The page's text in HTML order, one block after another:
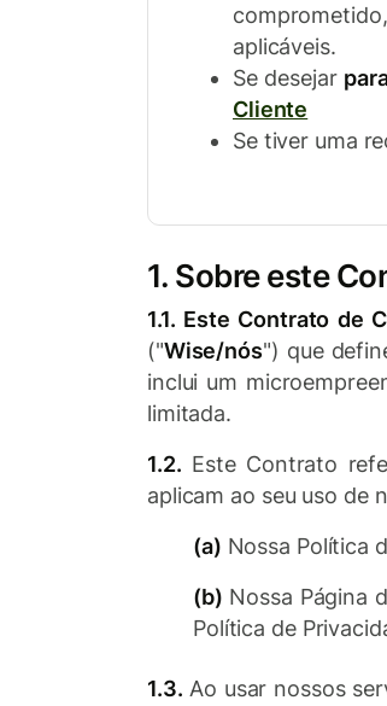
aplicáveis.
Se desejar
Cliente
Se tiver uma
1. Sobre este
1.1. Este Contrato de
("Wise/nós") que
inclui um
limitada.
1.2. Este Contrato
aplicam ao seu uso de
(a) Nossa Política
(b) Nossa Página
Política de
1.3. Ao usar nossos